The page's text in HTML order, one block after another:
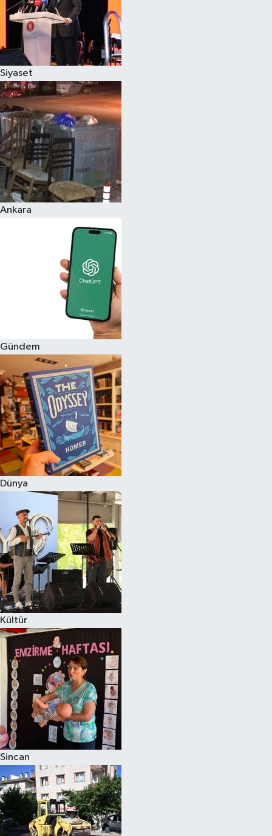
Siyaset
Ankara
Gündem
Dünya
Kültür
Sincan